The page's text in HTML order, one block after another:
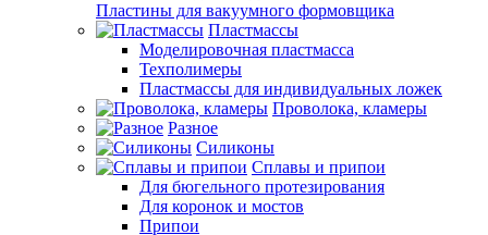
Пластины для вакуумного формовщика
Пластмассы
Моделировочная пластмасса
Техполимеры
Пластмассы для индивидуальных ложек
Проволока, кламеры
Разное
Силиконы
Сплавы и припои
Для бюгельного протезирования
Для коронок и мостов
Припои